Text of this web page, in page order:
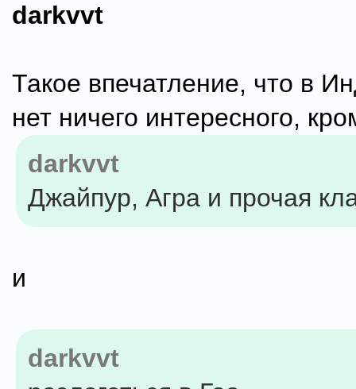
darkvvt
Такое впечатление, что в
нет ничего интересного,
darkvvt
Джайпур, Агра и прочая
и
darkvvt